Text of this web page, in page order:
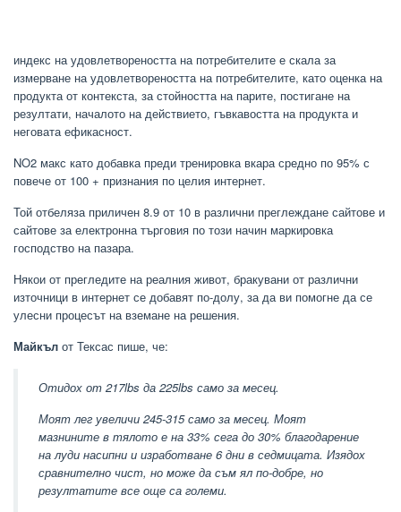
индекс на удовлетвореността на потребителите е скала за
измерване на удовлетвореността на потребителите, като оценка на
продукта от контекста, за стойността на парите, постигане на
резултати, началото на действието, гъвкавостта на продукта и
неговата ефикасност.
NO2 макс като добавка преди тренировка вкара средно по 95% с
повече от 100 + признания по целия интернет.
Той отбеляза приличен 8.9 от 10 в различни преглеждане сайтове и
сайтове за електронна търговия по този начин маркировка
господство на пазара.
Някои от прегледите на реалния живот, бракувани от различни
източници в интернет се добавят по-долу, за да ви помогне да се
улесни процесът на вземане на решения.
Майкъл от Тексас пише, че:
Отидох от 217lbs да 225lbs само за месец.
Моят лег увеличи 245-315 само за месец. Моят
мазнините в тялото е на 33% сега до 30% благодарение
на луди насипни и изработване 6 дни в седмицата. Изядох
сравнително чист, но може да съм ял по-добре, но
резултатите все още са големи.